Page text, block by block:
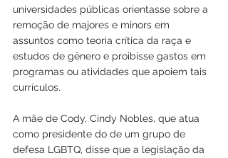
universidades públicas orientasse sobre a
remoção de majores e minors em
assuntos como teoria crítica da raça e
estudos de gênero e proibisse gastos em
programas ou atividades que apoiem tais
currículos.
A mãe de Cody, Cindy Nobles, que atua
como presidente do de um grupo de
defesa LGBTQ, disse que a legislação da